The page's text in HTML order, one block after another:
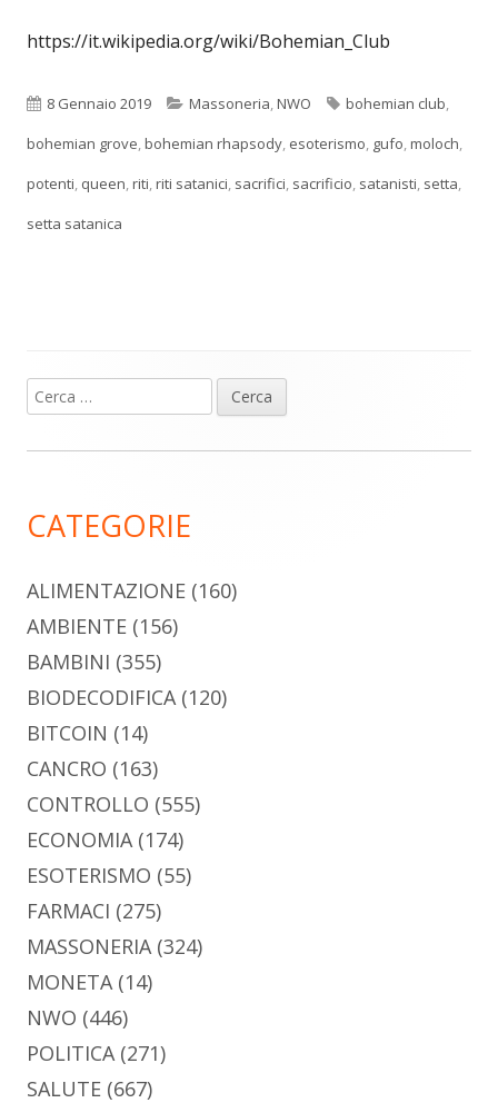
https://it.wikipedia.org/wiki/Bohemian_Club
Pubblicato
8 Gennaio 2019 Categorie
Massoneria,NWO Tag
bohemian club,
bohemian grove,bohemian rhapsody, esoterismo, gufo,moloch,
potenti, queen,riti,riti satanici, sacrifici, sacrificio, satanisti, setta,
setta satanica
Barra
laterale
Ricerca
per:
CATEGORIE
ALIMENTAZIONE (160)
AMBIENTE (156)
BAMBINI (355)
BIODECODIFICA (120)
BITCOIN (14)
CANCRO (163)
CONTROLLO (555)
ECONOMIA (174)
ESOTERISMO (55)
FARMACI (275)
MASSONERIA (324)
MONETA (14)
NWO (446)
POLITICA (271)
SALUTE (667)